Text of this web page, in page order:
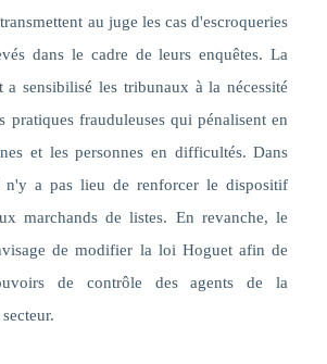
au juge les cas d'escroqueries
dans le cadre de leurs enquêtes. La
a sensibilisé les tribunaux à la nécessité
pratiques frauduleuses qui pénalisent en
et les personnes en difficultés. Dans
n'y a pas lieu de renforcer le dispositif
marchands de listes. En revanche, le
de modifier la loi Hoguet afin de
de contrôle des agents de la